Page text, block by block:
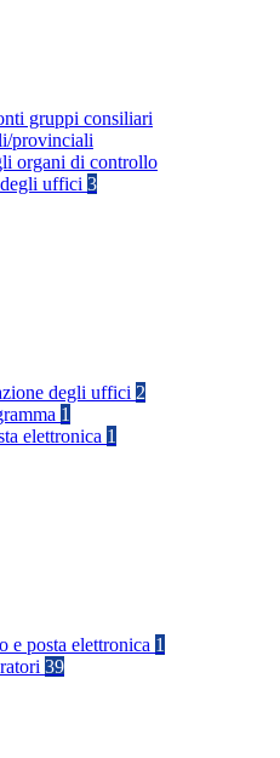
gruppi consiliari
provinciali
organi di controllo
uffici 3
degli uffici 2
1
elettronica 1
e posta elettronica 1
39